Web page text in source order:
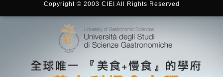
Copyright © 2003 CIEI All Rights Reserved